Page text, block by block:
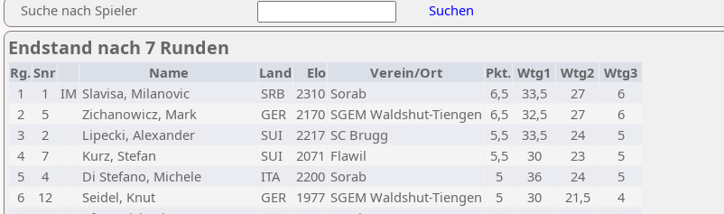
Suche nach Spieler Suchen
Endstand nach 7 Runden
Rg.Snr Name Land Elo Verein/Ort Pkt. Wtg1 Wtg2 Wtg3
1
1 IM Slavisa, Milanovic SRB 2310 Sorab 6,5 33,5 27
6
2
5 Zichanowicz, Mark GER 2170 SGEM Waldshut-Tiengen 6,5 32,5 27
6
3
2 Lipecki, Alexander SUI 2217 SC Brugg 5,5 33,5 24
5
4
7 Kurz, Stefan SUI 2071 Flawil 5,5 30 23
5
5
4 Di Stefano, Michele ITA 2200 Sorab 5 36 24
5
6
12 Seidel, Knut GER 1977 SGEM Waldshut-Tiengen 5 30 21,5
4